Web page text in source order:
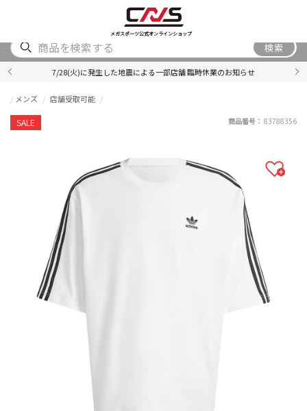
メガスポーツ公式オンラインショップ
ACCESSORY
検索
7/28(火)に発生した地震による一部店舗 臨時休業のお知らせ
SALE
メンズ 店舗受取可能
商品番号： 83788356